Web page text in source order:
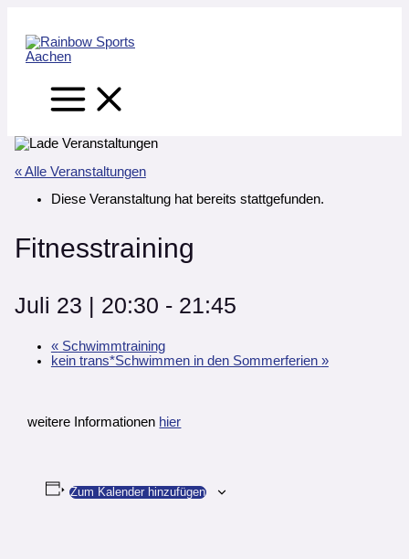
springen
« Alle Veranstaltungen
Diese Veranstaltung hat bereits stattgefunden.
Fitnesstraining
Juli 23 | 20:30 - 21:45
«Schwimmtraining
kein trans*Schwimmen in den Sommerferien »
weitere Informationen hier
Zum Kalender hinzufügen